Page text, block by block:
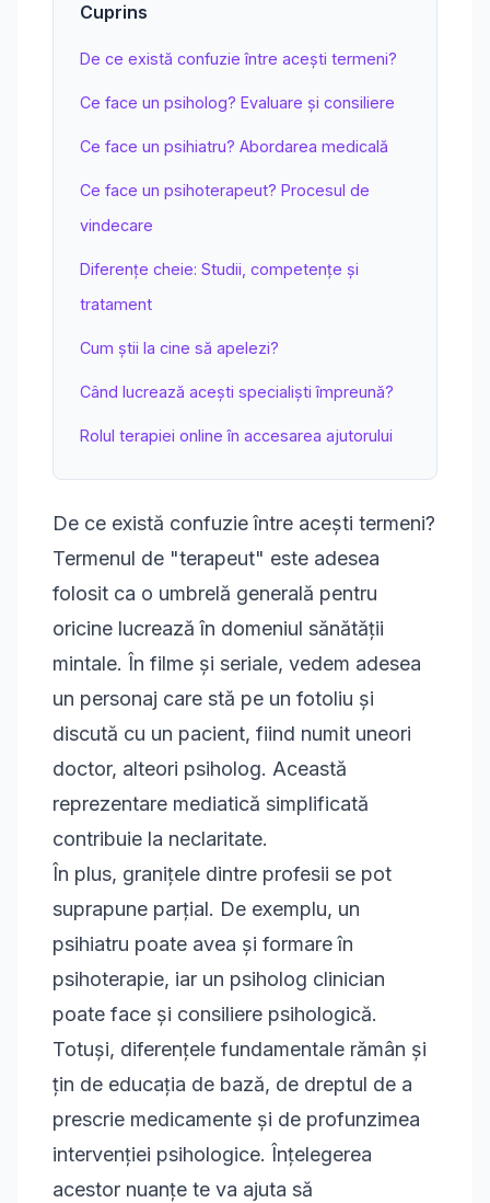
Cuprins
De ce există confuzie între acești termeni?
Ce face un psiholog? Evaluare și consiliere
Ce face un psihiatru? Abordarea medicală
Ce face un psihoterapeut? Procesul de
vindecare
Diferențe cheie: Studii, competențe și
tratament
Cum știi la cine să apelezi?
Când lucrează acești specialiști împreună?
Rolul terapiei online în accesarea ajutorului
De ce există confuzie între acești termeni?
Termenul de "terapeut" este adesea
folosit ca o umbrelă generală pentru
oricine lucrează în domeniul sănătății
mintale. În filme și seriale, vedem adesea
un personaj care stă pe un fotoliu și
discută cu un pacient, fiind numit uneori
doctor, alteori psiholog. Această
reprezentare mediatică simplificată
contribuie la neclaritate.
În plus, granițele dintre profesii se pot
suprapune parțial. De exemplu, un
psihiatru poate avea și formare în
psihoterapie, iar un psiholog clinician
poate face și consiliere psihologică.
Totuși, diferențele fundamentale rămân și
țin de educația de bază, de dreptul de a
prescrie medicamente și de profunzimea
intervenției psihologice. Înțelegerea
acestor nuanțe te va ajuta să